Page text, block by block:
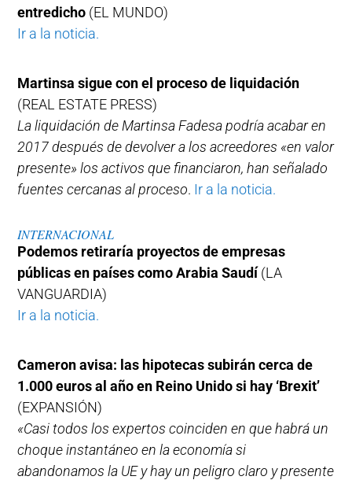
entredicho (EL MUNDO)
Ir a la noticia.
Martinsa sigue con el proceso de liquidación
(REAL ESTATE PRESS)
La liquidación de Martinsa Fadesa podría acabar en
2017 después de devolver a los acreedores «en valor
presente» los activos que financiaron, han señalado
fuentes cercanas al proceso. Ir a la noticia.
INTERNACIONAL
Podemos retiraría proyectos de empresas
públicas en países como Arabia Saudí (LA
VANGUARDIA)
Ir a la noticia.
Cameron avisa: las hipotecas subirán cerca de
1.000 euros al año en Reino Unido si hay ‘Brexit’
(EXPANSIÓN)
«Casi todos los expertos coinciden en que habrá un
choque instantáneo en la economía si
abandonamos la UE y hay un peligro claro y presente